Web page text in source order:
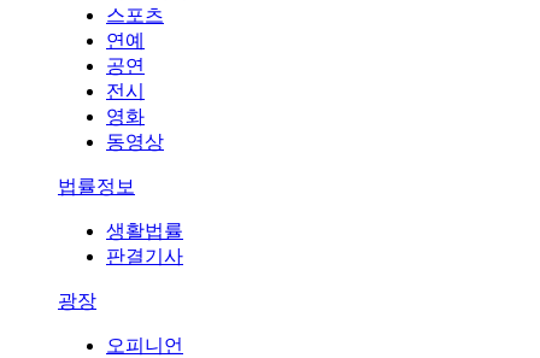
스포츠
연예
공연
전시
영화
동영상
법률정보
생활법률
판결기사
광장
오피니언